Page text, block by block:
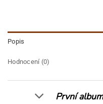
Popis
Hodnocení (0)
První